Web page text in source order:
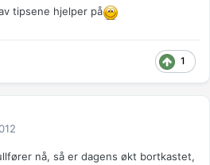
tipsene hjelper på
1
nå, så er dagens økt bortkastet,